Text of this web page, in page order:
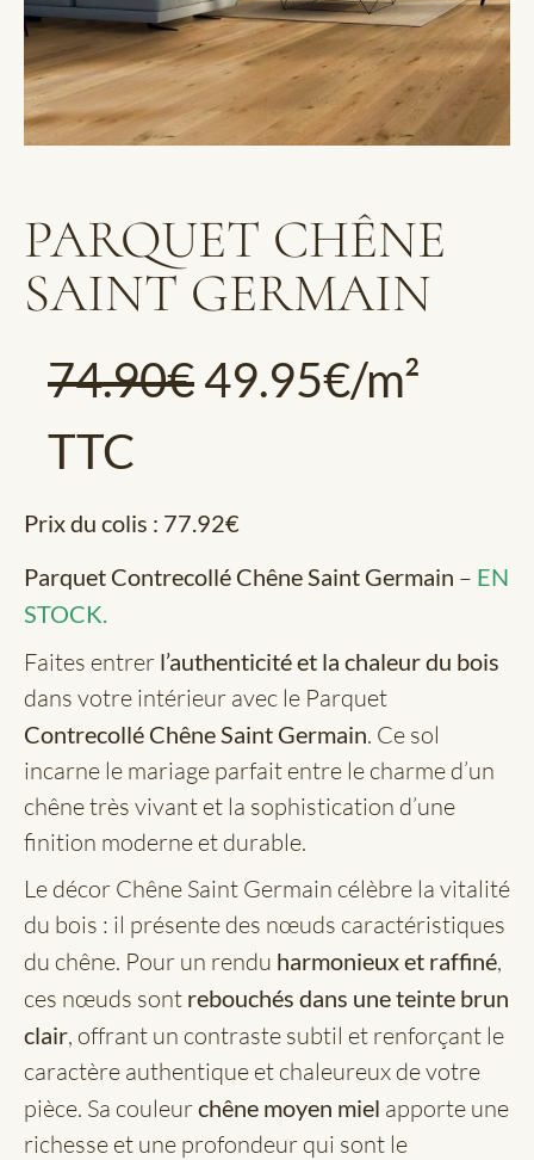
PARQUET CHÊNE
SAINT GERMAIN
74.90€49.95€/m²
TTC
Prix du colis : 77.92€
Parquet Contrecollé Chêne Saint Germain – EN
STOCK.
Faites entrer l’authenticité et la chaleur du bois
dans votre intérieur avec le Parquet
Contrecollé Chêne Saint Germain. Ce sol
incarne le mariage parfait entre le charme d’un
chêne très vivant et la sophistication d’une
finition moderne et durable.
Le décor Chêne Saint Germain célèbre la vitalité
du bois : il présente des nœuds caractéristiques
du chêne. Pour un rendu harmonieux et raffiné,
ces nœuds sont rebouchés dans une teinte brun
clair, offrant un contraste subtil et renforçant le
caractère authentique et chaleureux de votre
pièce. Sa couleurchêne moyen miel apporte une
richesse et une profondeur qui sont le